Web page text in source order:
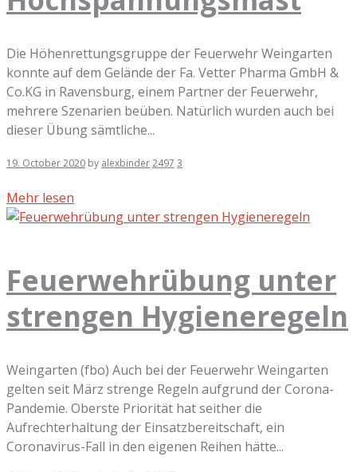
Die Höhenrettungsgruppe der Feuerwehr Weingarten
konnte auf dem Gelände der Fa. Vetter Pharma GmbH &
Co.KG in Ravensburg, einem Partner der Feuerwehr,
mehrere Szenarien beüben. Natürlich wurden auch bei
dieser Übung sämtliche...
19. October 2020 by alexbinder2497 3
Mehr lesen
Feuerwehrübung unter
strengen Hygieneregeln
Weingarten (fbo) Auch bei der Feuerwehr Weingarten
gelten seit März strenge Regeln aufgrund der Corona-
Pandemie. Oberste Priorität hat seither die
Aufrechterhaltung der Einsatzbereitschaft, ein
Coronavirus-Fall in den eigenen Reihen hätte...